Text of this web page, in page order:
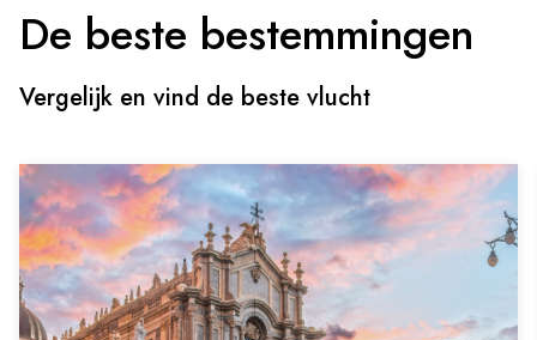
De beste bestemmingen
Vergelijk en vind de beste vlucht